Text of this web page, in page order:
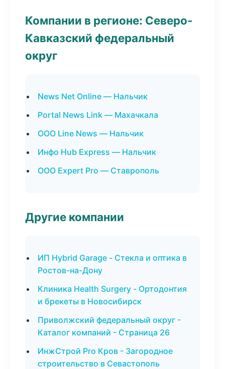
Компании в регионе: Северо-
Кавказский федеральный
округ
News Net Online — Нальчик
Portal News Link — Махачкала
ООО Line News — Нальчик
Инфо Hub Express — Нальчик
ООО Expert Pro — Ставрополь
Другие компании
ИП Hybrid Garage - Стекла и оптика в
Ростов-на-Дону
Клиника Health Surgery - Ортодонтия
и брекеты в Новосибирск
Приволжский федеральный округ -
Каталог компаний - Страница 26
ИнжСтрой Pro Кров - Загородное
строительство в Севастополь